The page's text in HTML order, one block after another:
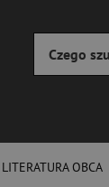
LITERATURA OBCA